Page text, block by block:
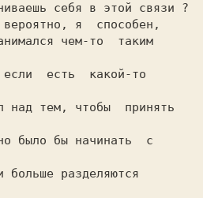
себя в этой связи ?
я  способен,
чем-то  таким
есть  какой-то
над тем, чтобы  принять
было бы начинать  с
разделяются